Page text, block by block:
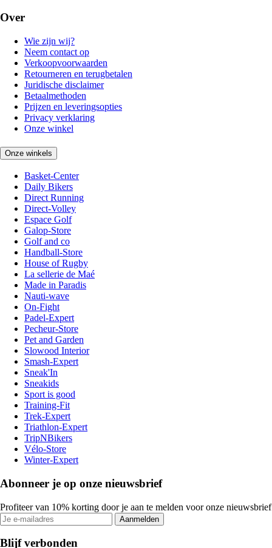
Over
Wie zijn wij?
Neem contact op
Verkoopvoorwaarden
Retourneren en terugbetalen
Juridische disclaimer
Betaalmethoden
Prijzen en leveringsopties
Privacy verklaring
Onze winkel
Onze winkels
Basket-Center
Daily Bikers
Direct Running
Direct-Volley
Espace Golf
Galop-Store
Golf and co
Handball-Store
House of Rugby
La sellerie de Maé
Made in Paradis
Nauti-wave
On-Fight
Padel-Expert
Pecheur-Store
Pet and Garden
Slowood Interior
Smash-Expert
Sneak'In
Sneakids
Sport is good
Training-Fit
Trek-Expert
Triathlon-Expert
TripNBikers
Vélo-Store
Winter-Expert
Abonneer je op onze nieuwsbrief
Profiteer van 10% korting door je aan te melden voor onze nieuwsbrief
Aanmelden
Blijf verbonden